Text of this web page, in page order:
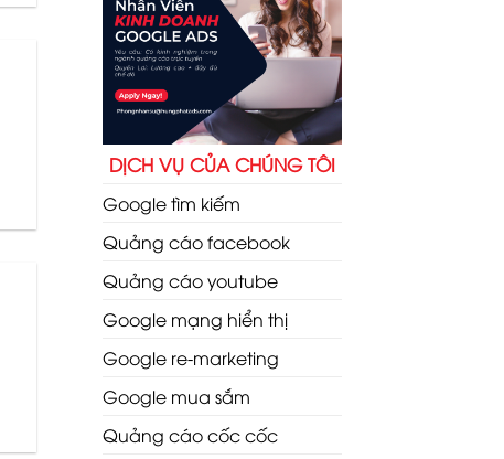
DỊCH VỤ CỦA CHÚNG TÔI
Google tìm kiếm
Quảng cáo facebook
Quảng cáo youtube
Google mạng hiển thị
Google re-marketing
Google mua sắm
Quảng cáo cốc cốc